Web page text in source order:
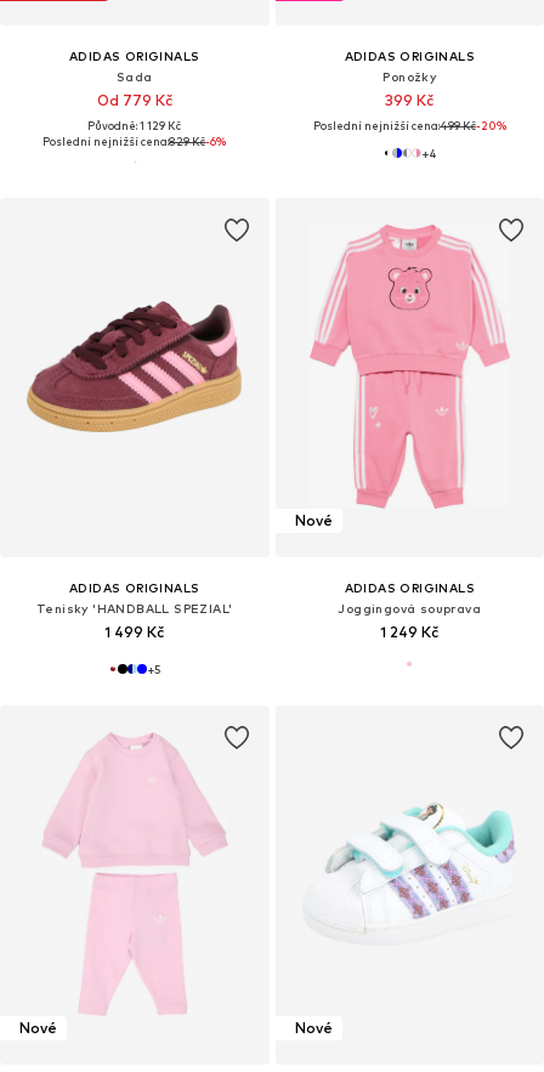
ADIDAS ORIGINALS
Sada
Od 779 Kč
Původně: 1 129 Kč
Poslední nejnižší cena:829 Kč-6%
ADIDAS ORIGINALS
Ponožky
399 Kč
Poslední nejnižší cena:499 Kč-20%
+4
ADIDAS ORIGINALS
Tenisky 'HANDBALL SPEZIAL'
1 499 Kč
+5
Nové
ADIDAS ORIGINALS
Joggingová souprava
1 249 Kč
Nové Nové